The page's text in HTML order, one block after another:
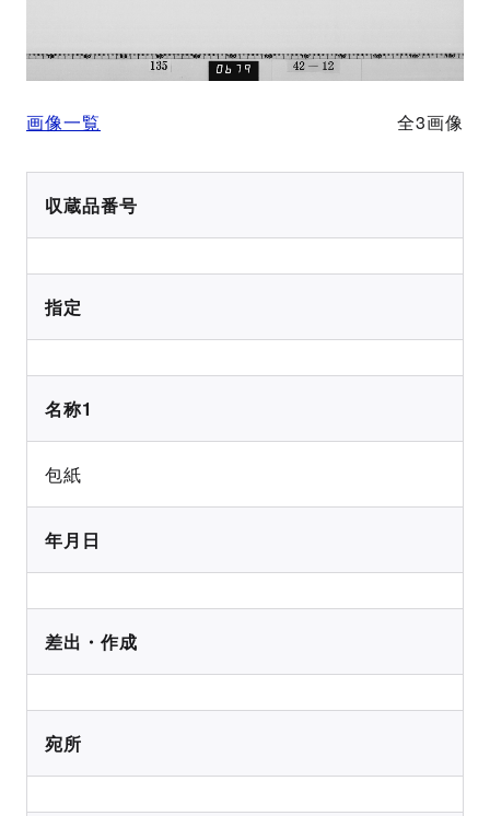
画像一覧 全3画像
収蔵品番号
指定
名称1
包紙
年月日
差出・作成
宛所